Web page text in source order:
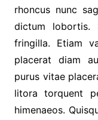
rhoncus nunc
dictum lobortis.
fringilla. Etiam
placerat diam
purus vitae
litora torquent
himenaeos.